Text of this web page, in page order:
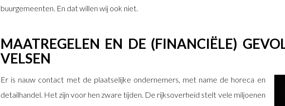
buurgemeenten. En dat willen wij ook niet.
MAATREGELEN EN DE (FINANCIËLE)
VELSEN
Er is nauw contact met de plaatselijke ondernemers, met name de horeca en
detailhandel. Het zijn voor hen zware tijden. De rijksoverheid stelt vele miljoenen